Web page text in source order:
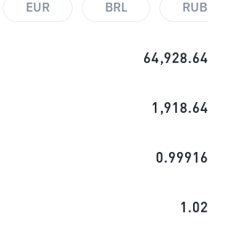
EUR BRL RUB
64,928.64
1,918.64
0.99916
1.02